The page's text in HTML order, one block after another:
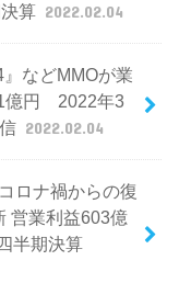
算 2022.02.04
などMMOが業
億円 2022年3
2022.02.04
ロナ禍からの復
営業利益603億
半期決算